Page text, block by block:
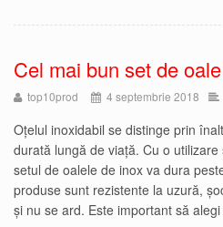
Cel mai bun set de
top10prod 4 septembrie 2018
Oțelul inoxidabil se distinge prin
durată lungă de viață. Cu o
setul de oalele de inox va dura
produse sunt rezistente la uzură,
și nu se ard. Este important să